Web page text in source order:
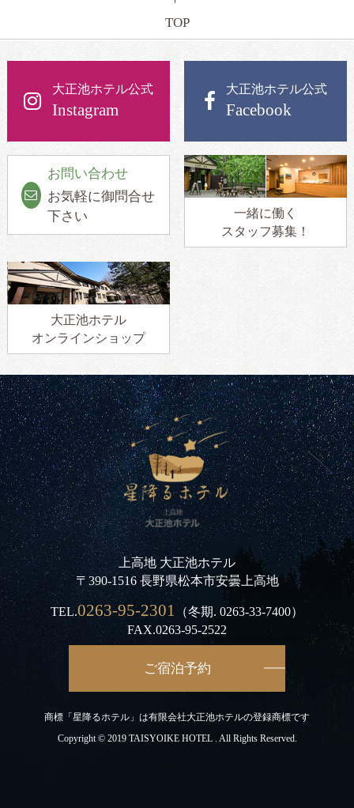
TOP
大正池ホテル公式
Instagram
大正池ホテル公式
Facebook
お問い合わせ
お気軽に御問合せ
下さい
一緒に働く
スタッフ募集！
大正池ホテル
オンラインショップ
上高地 大正池ホテル
〒390-1516 長野県松本市安曇上高地
TEL.0263-95-2301 （冬期.0263-33-7400）
FAX.0263-95-2522
ご宿泊予約
商標「星降るホテル」は有限会社大正池ホテルの登録商標です
Copyright © 2019 TAISYOIKE HOTEL . All Rights Reserved.